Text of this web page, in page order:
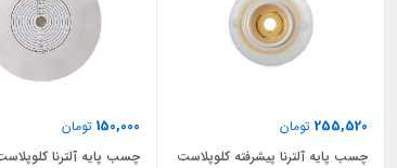
255,520 تومان
چسب پایه آلترنا پیشرفته کلوپلاست
150,000 تومان
چسب پایه آلترنا